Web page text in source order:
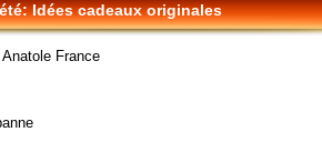
Idées cadeaux originales
France